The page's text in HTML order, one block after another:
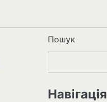
Пошук
Навігація